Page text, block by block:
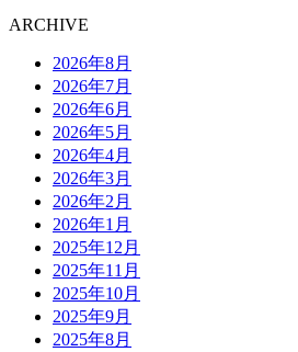
ARCHIVE
2026年8月
2026年7月
2026年6月
2026年5月
2026年4月
2026年3月
2026年2月
2026年1月
2025年12月
2025年11月
2025年10月
2025年9月
2025年8月